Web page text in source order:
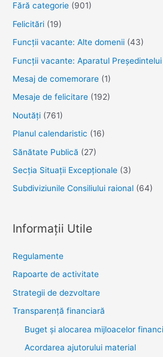
Fără categorie (901)
Felicitări (19)
Funcţii vacante: Alte domenii (43)
Funcții vacante: Aparatul
Mesaj de comemorare (1)
Mesaje de felicitare (192)
Noutăţi (761)
Planul calendaristic (16)
Sănătate Publică (27)
Secția Situații Excepționale (3)
Subdiviziunile Consiliului raional (64)
Informații Utile
Regulamente
Rapoarte de activitate
Strategii de dezvoltare
Transparenţă financiară
Buget și alocarea mijloacelor
Acordarea ajutorului material